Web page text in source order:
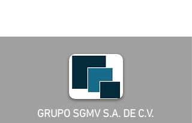
GRUPO SGMV S.A. DE C.V.